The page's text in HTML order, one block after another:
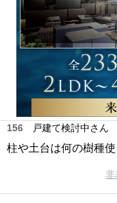
156 戸建て検討中さん
柱や土台は何の樹種使
非